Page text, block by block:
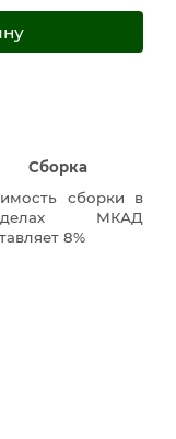
Сборка
сборки в
МКАД
8%